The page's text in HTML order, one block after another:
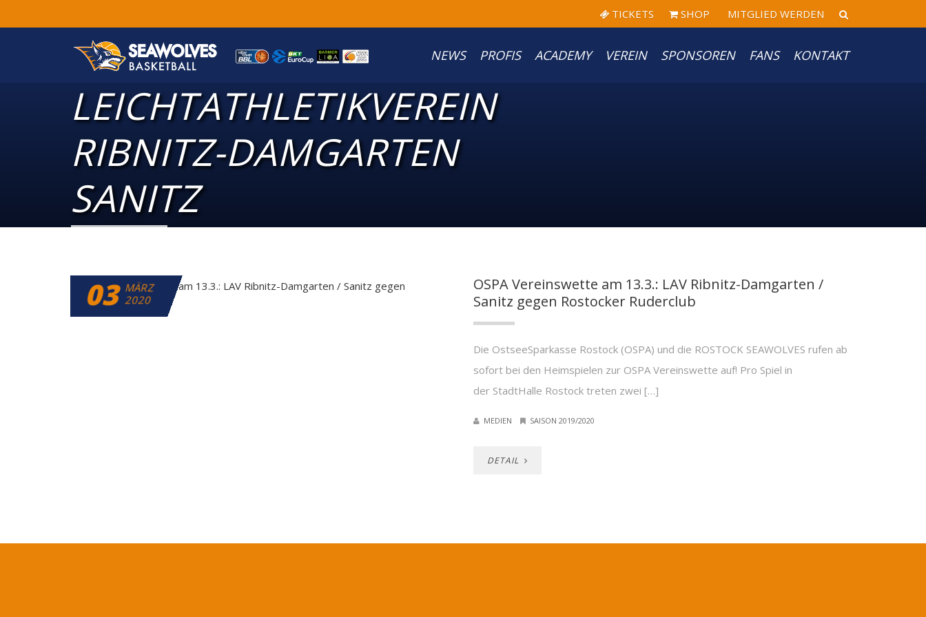
TICKETS SHOP MITGLIED WERDEN
NEWS PROFIS ACADEMY VEREIN SPONSOREN FANS KONTAKT
LEICHTATHLETIKVEREIN
RIBNITZ-DAMGARTEN
SANITZ
03 MÄRZ
2020
OSPA Vereinswette am 13.3.: LAV Ribnitz-Damgarten /
Sanitz gegen Rostocker Ruderclub
Die OstseeSparkasse Rostock (OSPA) und die ROSTOCK SEAWOLVES rufen ab
sofort bei den Heimspielen zur OSPA Vereinswette auf! Pro Spiel in
der StadtHalle Rostock treten zwei […]
MEDIEN SAISON 2019/2020
DETAIL